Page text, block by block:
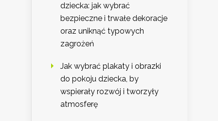
dziecka: jak wybrać
bezpieczne i trwałe dekoracje
oraz uniknąć typowych
zagrożeń
Jak wybrać plakaty i obrazki
do pokoju dziecka, by
wspierały rozwój i tworzyły
atmosferę